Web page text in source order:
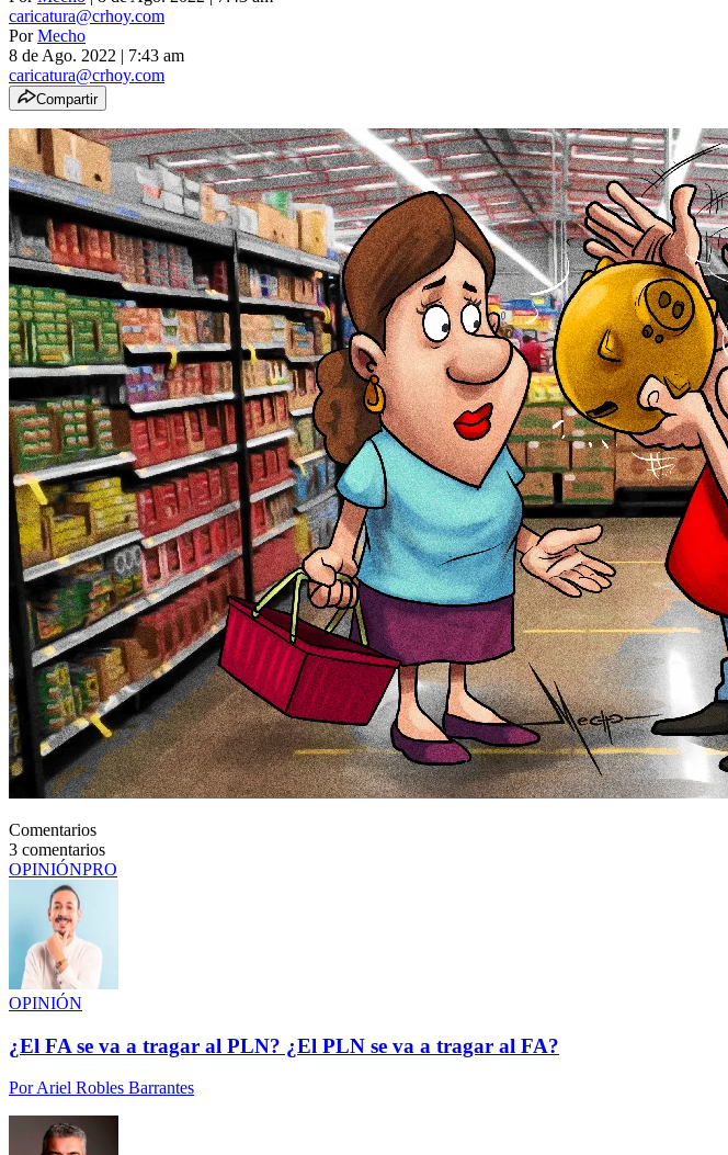
caricatura@crhoy.com
PorMecho
8 de Ago. 2022 | 7:43 am
caricatura@crhoy.com
Compartir
Comentarios
3 comentarios
OPINIÓNPRO
OPINIÓN
¿El FA se va a tragar al PLN? ¿El PLN se va a tragar al FA?
PorAriel Robles Barrantes